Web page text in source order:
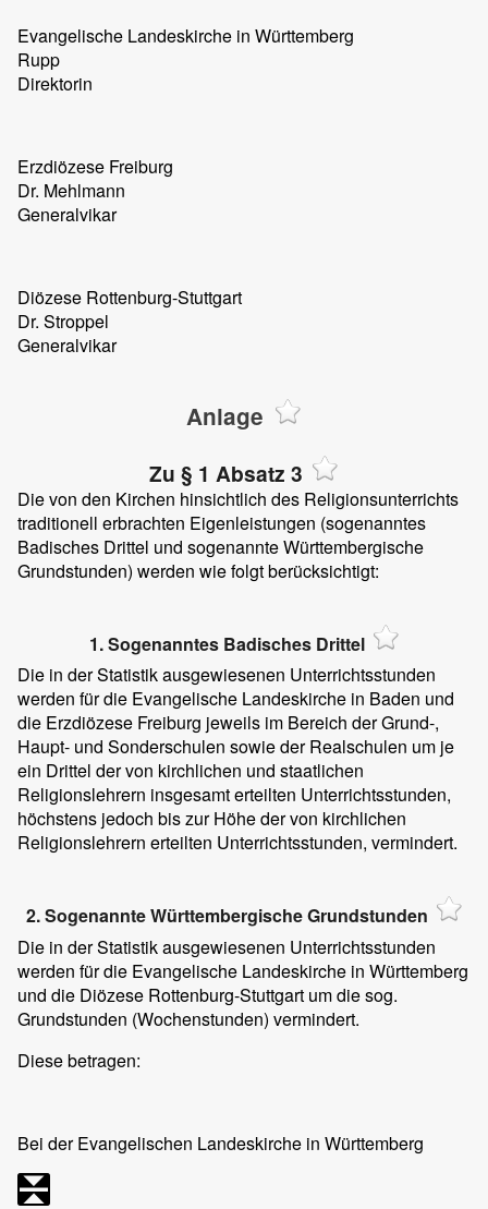
Evangelische Landeskirche in Württemberg
Rupp
Direktorin
Erzdiözese Freiburg
Dr. Mehlmann
Generalvikar
Diözese Rottenburg-Stuttgart
Dr. Stroppel
Generalvikar
Anlage
Zu § 1 Absatz 3
Die von den Kirchen hinsichtlich des Religionsunterrichts
traditionell erbrachten Eigenleistungen (sogenanntes
Badisches Drittel und sogenannte Württembergische
Grundstunden) werden wie folgt berücksichtigt:
1. Sogenanntes Badisches Drittel
Die in der Statistik ausgewiesenen Unterrichtsstunden
werden für die Evangelische Landeskirche in Baden und
die Erzdiözese Freiburg jeweils im Bereich der Grund-,
Haupt- und Sonderschulen sowie der Realschulen um je
ein Drittel der von kirchlichen und staatlichen
Religionslehrern insgesamt erteilten Unterrichtsstunden,
höchstens jedoch bis zur Höhe der von kirchlichen
Religionslehrern erteilten Unterrichtsstunden, vermindert.
2. Sogenannte Württembergische Grundstunden
Die in der Statistik ausgewiesenen Unterrichtsstunden
werden für die Evangelische Landeskirche in Württemberg
und die Diözese Rottenburg-Stuttgart um die sog.
Grundstunden (Wochenstunden) vermindert.
Diese betragen:
Bei der Evangelischen Landeskirche in Württemberg